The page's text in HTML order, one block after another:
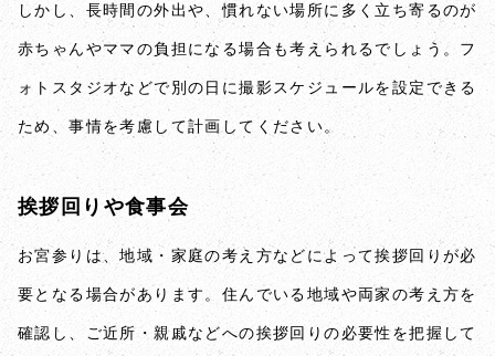
しかし、長時間の外出や、慣れない場所に多く立ち寄るのが
赤ちゃんやママの負担になる場合も考えられるでしょう。フ
ォトスタジオなどで別の日に撮影スケジュールを設定できる
ため、事情を考慮して計画してください。
挨拶回りや食事会
お宮参りは、地域・家庭の考え方などによって挨拶回りが必
要となる場合があります。住んでいる地域や両家の考え方を
確認し、ご近所・親戚などへの挨拶回りの必要性を把握して